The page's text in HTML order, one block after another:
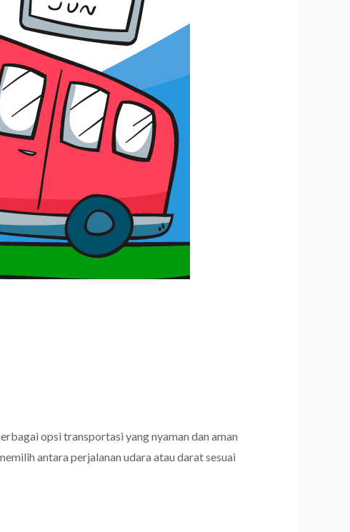
opsi transportasi yang nyaman dan aman
antara perjalanan udara atau darat sesuai